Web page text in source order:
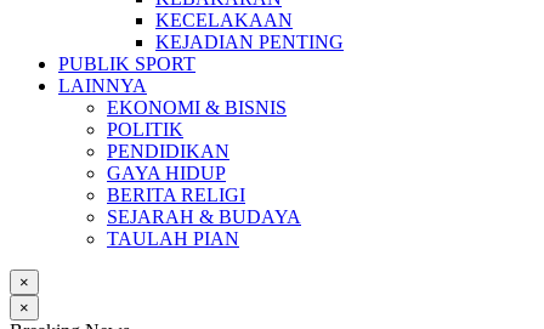
KECELAKAAN
KEJADIAN PENTING
PUBLIK SPORT
LAINNYA
EKONOMI & BISNIS
POLITIK
PENDIDIKAN
GAYA HIDUP
BERITA RELIGI
SEJARAH & BUDAYA
TAULAH PIAN
×
×